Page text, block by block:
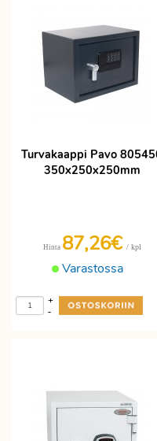
Turvakaappi Pavo
350x250x250mm
Varastossa
Hinta 87,26€ / kpl
-
+